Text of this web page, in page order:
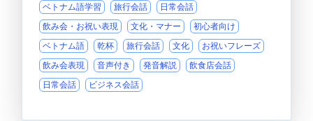
ベトナム語学習 旅行会話
日常会話
飲み会・お祝い表現
文化・マナー
初心者向け
ベトナム語
乾杯 旅行会話 文化
お祝いフレーズ
飲み会表現
音声付き 発音解説
飲食店会話
日常会話
ビジネス会話